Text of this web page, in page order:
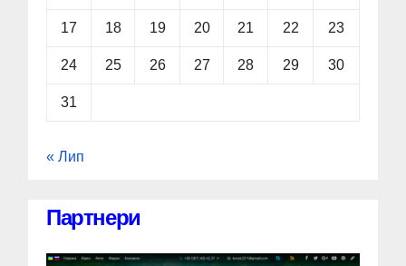
17 18 19 20 21 22 23
24 25 26 27 28 29 30
31
« Лип
Партнери